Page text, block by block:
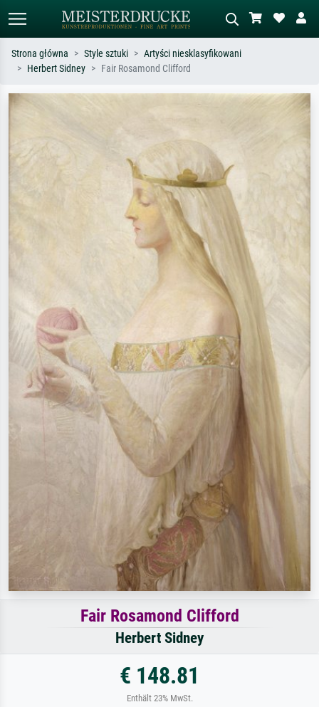
Szukaj wg artysty, tytułu lub stylu – np.
Opisz scenę – np. zielona łąka,
Strona główna Style sztuki
Artyści niesklasyfikowani
Herbert Sidney
Fair Rosamond Clifford
Fair Rosamond Clifford
Herbert Sidney
€ 148.81
Enthält 23% MwSt.